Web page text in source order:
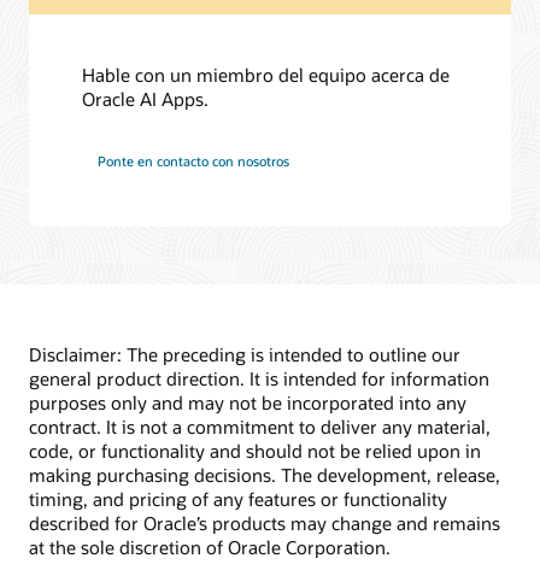
Hable con un miembro del equipo acerca de
Oracle AI Apps.
Ponte en contacto con nosotros
Disclaimer: The preceding is intended to outline our
general product direction. It is intended for information
purposes only and may not be incorporated into any
contract. It is not a commitment to deliver any material,
code, or functionality and should not be relied upon in
making purchasing decisions. The development, release,
timing, and pricing of any features or functionality
described for Oracle’s products may change and remains
at the sole discretion of Oracle Corporation.